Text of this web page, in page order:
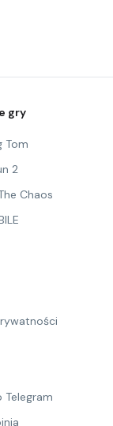
gry
Tom
2
Chaos
Telegram